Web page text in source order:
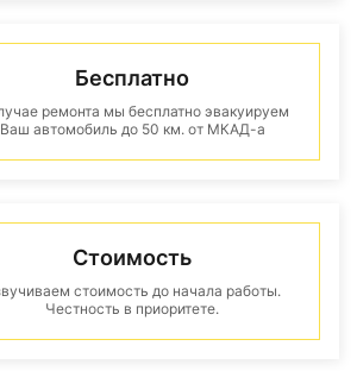
Бесплатно
ремонта мы бесплатно эвакуируем
Ваш автомобиль до 50 км. от МКАД-а
Стоимость
стоимость до начала работы.
Честность в приоритете.